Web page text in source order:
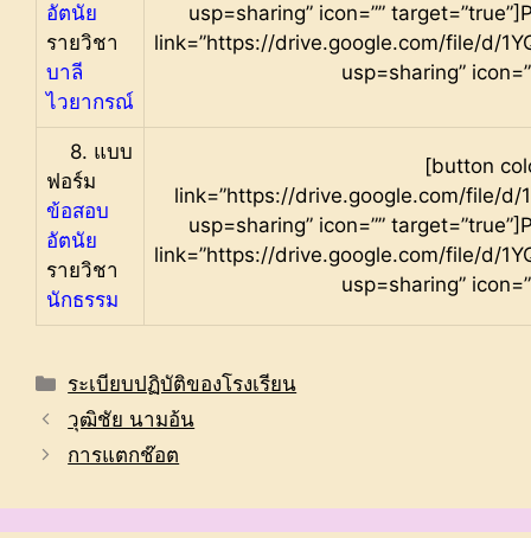
อัตนัย
รายวิชา
บาลี
ไวยากรณ์
usp=sharing” icon=””
link=”https://drive.google.com/file/d/
usp=sharing”
8. แบบ
ฟอร์ม
ข้อสอบ
อัตนัย
รายวิชา
นักธรรม
[button
link=”https://drive.google.com/file/d/
usp=sharing” icon=””
link=”https://drive.google.com/file/d/
usp=sharing”
Categories
ระเบียบปฏิบัติของโรงเรียน
วุฒิชัย นามอ้น
การแตกช๊อต